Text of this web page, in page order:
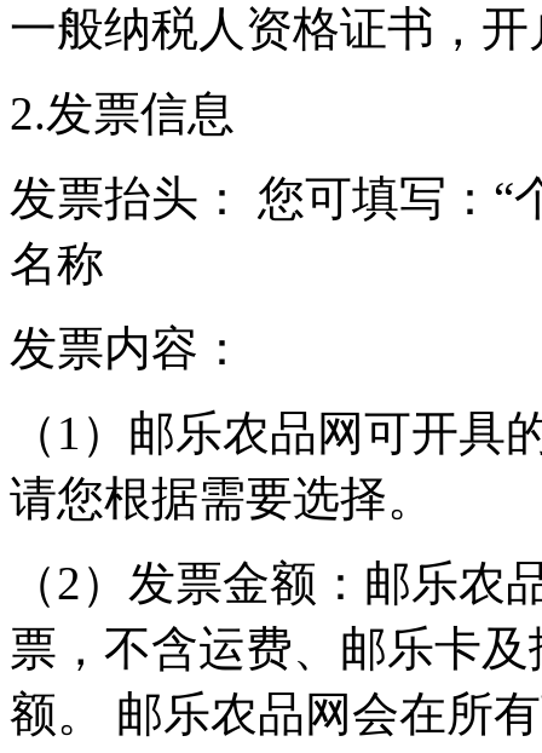
一般纳税人资格证书，
2.发票信息
发票抬头： 您可填写：“
名称
发票内容：
（1）邮乐农品网可开
请您根据需要选择。
（2）发票金额：邮乐
票，不含运费、邮乐卡
额。 邮乐农品网会在所